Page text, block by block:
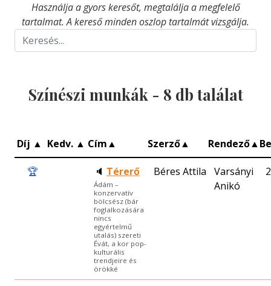
Használja a gyors keresőt, megtalálja a megfelelő
tartalmat. A kereső minden oszlop tartalmát vizsgálja.
Színészi munkák - 8 db találat
Díj ▲ Kedv. ▲ Cím▲ Szerző▲ Rendező▲
🏆 🔈 Térerő
Ádám –
konzervatív
bölcsész (bár
foglalkozására
nincs
egyértelmű
utalás) szereti
Évát, a kor pop-
kulturális
trendjeire és
örökké
Béres Attila
Varsányi
Anikó